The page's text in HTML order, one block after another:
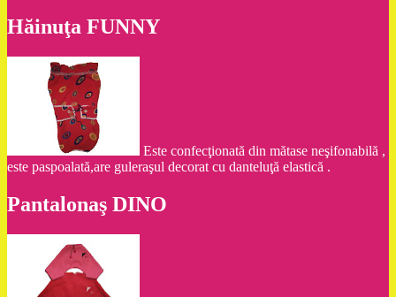
Hăinuţa FUNNY
Este confecţionată din mătase neşifonabilă ,
este paspoalată,are guleraşul decorat cu danteluţă elastică .
Pantalonaş DINO